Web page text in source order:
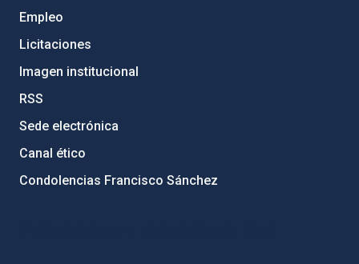
Empleo
Licitaciones
Imagen institucional
RSS
Sede electrónica
Canal ético
Condolencias Francisco Sánchez